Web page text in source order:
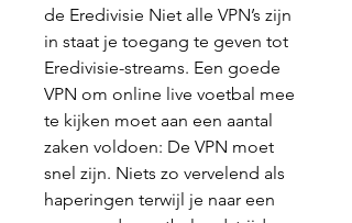
de Eredivisie Niet alle VPN’s zijn
in staat je toegang te geven tot
Eredivisie-streams. Een goede
VPN om online live voetbal mee
te kijken moet aan een aantal
zaken voldoen: De VPN moet
snel zijn. Niets zo vervelend als
haperingen terwijl je naar een